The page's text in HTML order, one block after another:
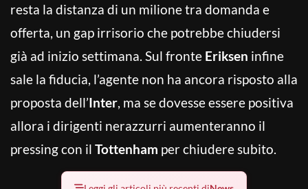
resta la distanza di un milione tra domanda e
offerta, un gap irrisorio che potrebbe chiudersi
già ad inizio settimana. Sul fronte Eriksen infine
sale la fiducia, l’agente non ha ancora risposto alla
proposta dell’Inter, ma se dovesse essere positiva
allora i dirigenti nerazzurri aumenteranno il
pressing con il Tottenham per chiudere subito.